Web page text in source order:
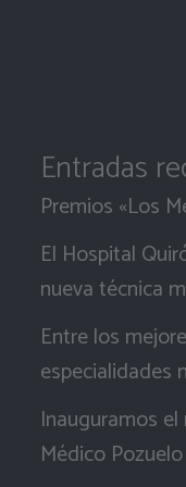
Entradas
Premios «Los
El Hospital
nueva técnica
Entre los
especialidades
Inauguramos
Médico Pozuelo